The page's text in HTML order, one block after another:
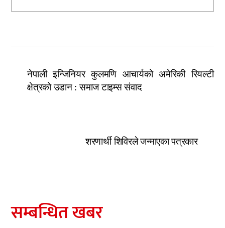
नेपाली इन्जिनियर कुलमणि आचार्यको अमेरिकी रियल्टी
क्षेत्रको उडान : समाज टाइम्स संवाद
शरणार्थी शिविरले जन्माएका पत्रकार
सम्बन्धित खबर